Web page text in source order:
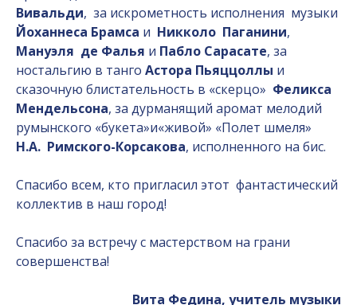
Вивальди, за искрометность исполнения музыки
Йоханнеса Брамса и Никколо Паганини,
Мануэля де Фалья и Пабло Сарасате, за
ностальгию в танго Астора Пьяццоллы и
сказочную блистательность в «скерцо» Феликса
Мендельсона, за дурманящий аромат мелодий
румынского «букета»и«живой» «Полет шмеля»
Н.А. Римского-Корсакова, исполненного на бис.
Спасибо всем, кто пригласил этот фантастический
коллектив в наш город!
Спасибо за встречу с мастерством на грани
совершенства!
Вита Федина, учитель музыки